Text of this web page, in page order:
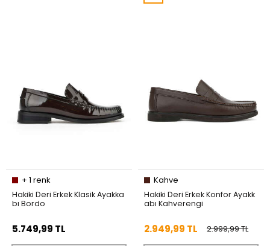
+ 1 renk
Hakiki Deri Erkek Klasik Ayakka
bı Bordo
5.749,99 TL
Kahve
Hakiki Deri Erkek Konfor Ayakk
abı Kahverengi
2.999,99 TL
2.949,99 TL